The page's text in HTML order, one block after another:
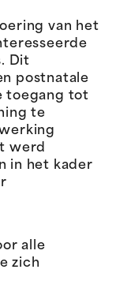
van het
Dit
postnatale
toegang tot
te
werd
in het kader
alle
zich